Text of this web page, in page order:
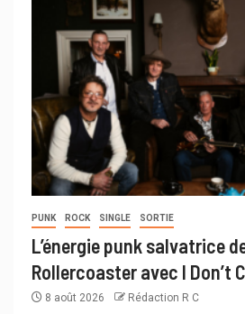
PUNK ROCK SINGLE SORTIE
L’énergie punk salvatrice
Rollercoaster avec I Don’t
8 août 2026 Rédaction R C